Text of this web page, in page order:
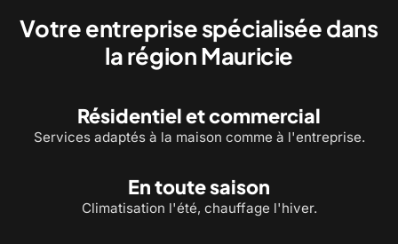
Votre entreprise spécialisée dans
la région Mauricie
Résidentiel et commercial
Services adaptés à la maison comme à l'entreprise.
En toute saison
Climatisation l'été, chauffage l'hiver.